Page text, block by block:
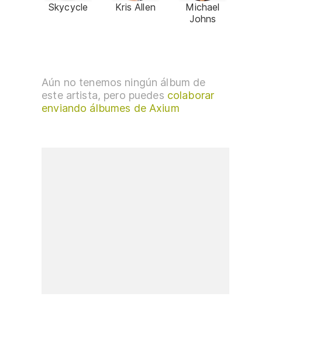
Skycycle Kris Allen
Michael
Johns
Aún no tenemos ningún álbum de
este artista, pero puedes colaborar
enviando álbumes de Axium